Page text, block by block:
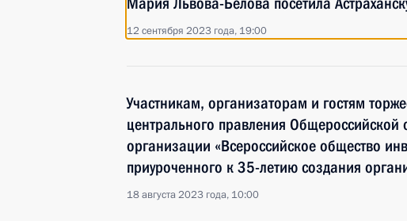
12 сентября 2023 года, 19:00
Участникам, организаторам и гостям
центрального правления Общероссийской
организации «Всероссийское общество
приуроченного к 35-летию создания
18 августа 2023 года, 10:00